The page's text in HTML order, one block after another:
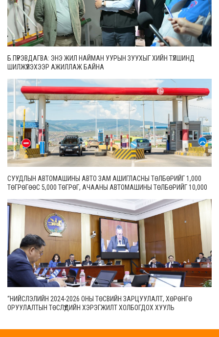
Б.ПҮРЭВДАГВА: ЭНЭ ЖИЛ НАЙМАН УУРЫН ЗУУХЫГ ХИЙН ТҮЛШИНД
ШИЛЖҮҮЛЭХЭЭР АЖИЛЛАЖ БАЙНА
СУУДЛЫН АВТОМАШИНЫ АВТО ЗАМ АШИГЛАСНЫ ТӨЛБӨРИЙГ 1,000
ТӨГРӨГӨӨС 5,000 ТӨГРӨГ, АЧААНЫ АВТОМАШИНЫ ТӨЛБӨРИЙГ 10,000
“НИЙСЛЭЛИЙН 2024-2026 ОНЫ ТӨСВИЙН ЗАРЦУУЛАЛТ, ХӨРӨНГӨ
ОРУУЛАЛТЫН ТӨСЛҮҮДИЙН ХЭРЭГЖИЛТ ХОЛБОГДОХ ХУУЛЬ